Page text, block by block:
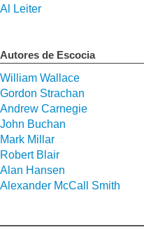
Al Leiter
Autores de Escocia
William Wallace
Gordon Strachan
Andrew Carnegie
John Buchan
Mark Millar
Robert Blair
Alan Hansen
Alexander McCall Smith